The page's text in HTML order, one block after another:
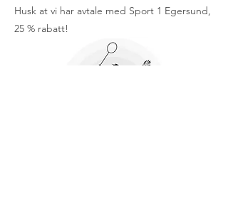
Husk at vi har avtale med Sport 1 Egersund,
25 % rabatt!